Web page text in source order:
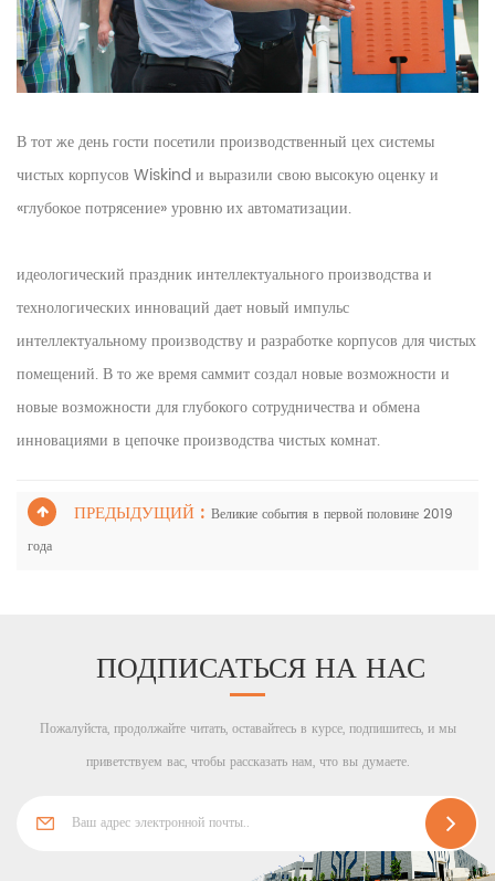
В тот же день гости посетили производственный цех системы
чистых корпусов Wiskind и выразили свою высокую оценку и
«глубокое потрясение» уровню их автоматизации.
идеологический праздник интеллектуального производства и
технологических инноваций дает новый импульс
интеллектуальному производству и разработке корпусов для чистых
помещений. В то же время саммит создал новые возможности и
новые возможности для глубокого сотрудничества и обмена
инновациями в цепочке производства чистых комнат.
ПРЕДЫДУЩИЙ : Великие события в первой половине 2019
года
ПОДПИСАТЬСЯ НА НАС
Пожалуйста, продолжайте читать, оставайтесь в курсе, подпишитесь, и мы
приветствуем вас, чтобы рассказать нам, что вы думаете.